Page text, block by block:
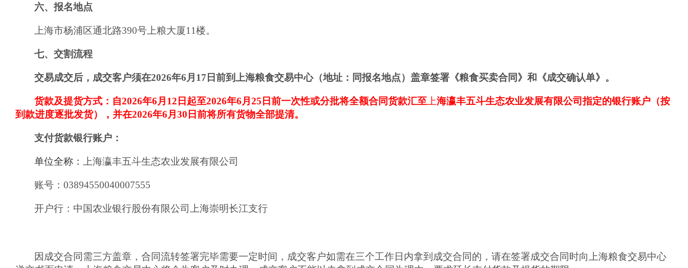
六、报名地点
上海市杨浦区通北路390号上粮大厦11楼。
七、交割流程
交易成交后，成交客户须在2026年6月 17 日前到 上海粮食交易中心（地址：同报名地点）盖章签署 《粮食买卖合同》和 《成交确认单》。
货款及提货方式：自2026年6月 12 日 起至2026年6月25 日前一次性或分批将全额合同货款汇至 上海瀛丰五斗生态农业发展有限公司指定的银行账户（按
到款进度逐批发货），并在2026年6月30日前将所有货物全部提清。
支付货款银行账户：
单位全称： 上海瀛丰五斗生态农业发展有限公司
账号：03894550040007555
开户行：中国农业银行股份有限公司上海崇明长江支行
因成交合同需三方盖章，合同流转签署完毕需要一定时间，成交客户如需在三个工作日内拿到成交合同的，请在签署成交合同时向上海粮食交易中心